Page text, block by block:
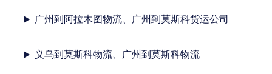
广州到阿拉木图物流、广州到莫斯科货运公司
义乌到莫斯科物流、广州到莫斯科物流